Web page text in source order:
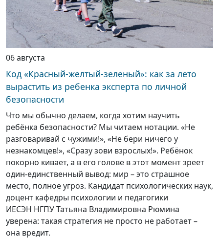
06 августа
Код «Красный-желтый-зеленый»: как за лето
вырастить из ребенка эксперта по личной
безопасности
Что мы обычно делаем, когда хотим научить
ребёнка безопасности? Мы читаем нотации. «Не
разговаривай с чужими!», «Не бери ничего у
незнакомцев!», «Сразу зови взрослых!». Ребёнок
покорно кивает, а в его голове в этот момент зреет
один-единственный вывод: мир – это страшное
место, полное угроз. Кандидат психологических наук,
доцент кафедры психологии и педагогики
ИЕСЭН НГПУ Татьяна Владимировна Рюмина
уверена: такая стратегия не просто не работает –
она вредит.